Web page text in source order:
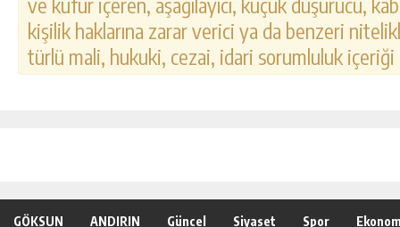
kişilik haklarına zarar verici ya da benzeri
türlü mali, hukuki, cezai, idari sorumluluk
GÖKSUN ANDIRIN Güncel Siyaset Spor